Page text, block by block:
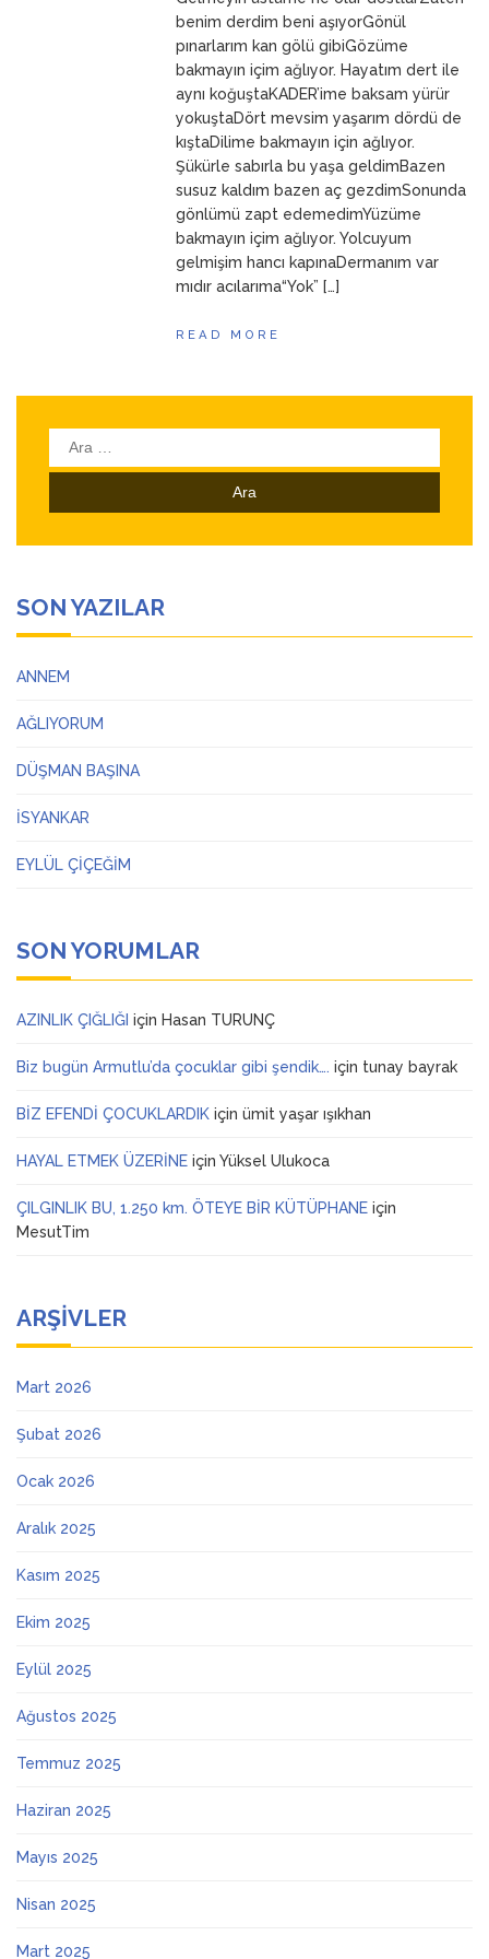
ANNEMbenim derdim beni aşıyorGönül
pınarlarım kan gölü gibiGözüme
bakmayın içim ağlıyor. Hayatım dert ile
aynı koğuştaKADER’ime baksam yürür
yokuştaDört mevsim yaşarım dördü de
kıştaDilime bakmayın için ağlıyor.
Şükürle sabırla bu yaşa geldimBazen
susuz kaldım bazen aç gezdimSonunda
gönlümü zapt edemedimYüzüme
bakmayın içim ağlıyor. Yolcuyum
gelmişim hancı kapınaDermanım var
mıdır acılarıma“Yok” […]
READ MORE
Arama:
SON YAZILAR
ANNEM
AĞLIYORUM
DÜŞMAN BAŞINA
İSYANKAR
EYLÜL ÇİÇEĞİM
SON YORUMLAR
AZINLIK ÇIĞLIĞI için Hasan TURUNÇ
Biz bugün Armutlu’da çocuklar gibi şendik…. için tunay bayrak
BİZ EFENDİ ÇOCUKLARDIK için ümit yaşar ışıkhan
HAYAL ETMEK ÜZERİNE için Yüksel Ulukoca
ÇILGINLIK BU, 1.250 km. ÖTEYE BİR KÜTÜPHANE için
MesutTim
ARŞIVLER
Mart 2026
Şubat 2026
Ocak 2026
Aralık 2025
Kasım 2025
Ekim 2025
Eylül 2025
Ağustos 2025
Temmuz 2025
Haziran 2025
Mayıs 2025
Nisan 2025
Mart 2025